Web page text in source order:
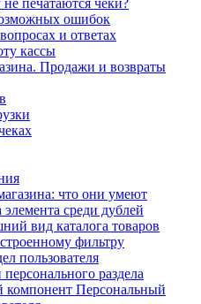
печатаются чеки?
ошибок
и ответах
кассы
Продажи и возвраты
что они умеют
среди дублей
вид каталога товаров
фильтру
пользователя
раздела
компонент Персональный